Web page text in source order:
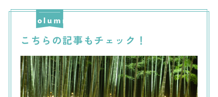
こちらの記事もチェック！